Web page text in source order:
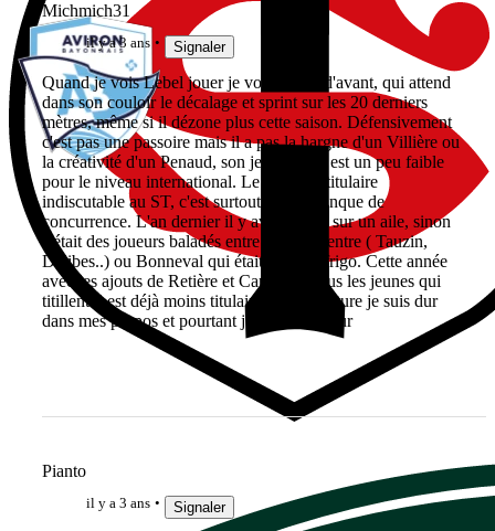
Michmich31
il y a 3 ans Signaler
Quand je vois Lebel jouer je vois l'ailier d'avant, qui attend
dans son couloir le décalage et sprint sur les 20 derniers
mètres, même si il dézone plus cette saison. Défensivement
c'est pas une passoire mais il a pas la hargne d'un Villière ou
la créativité d'un Penaud, son jeu au pied est un peu faible
pour le niveau international. Le statut de titulaire
indiscutable au ST, c'est surtout du au manque de
concurrence. L'an dernier il y avait Malia sur un aile, sinon
c'était des joueurs baladés entre ailier et centre ( Tauzin,
Delibes..) ou Bonneval qui était sorti du frigo. Cette année
avec les ajouts de Retière et Capuozzo plus les jeunes qui
titillent il est déjà moins titulaire. A la relecture je suis dur
dans mes propos et pourtant j'adore le joueur
Pianto
il y a 3 ans Signaler